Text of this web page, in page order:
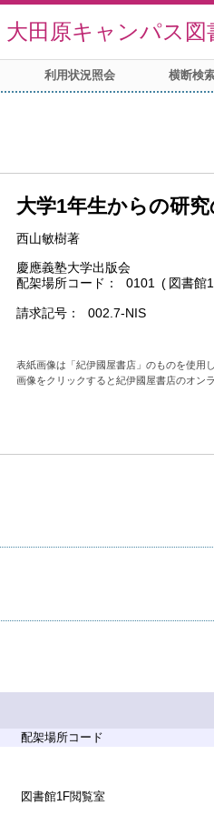
大田原キャンパス図
利用状況照会 横断検
大学1年生からの研
西山敏樹著
慶應義塾大学出版会
配架場所コード
0101 図書館
請求記号 002.7-NIS
表紙画像は「紀伊國屋書店」のものを使用し
画像をクリックすると紀伊國屋書店のオン
配架場所コード
図書館1F閲覧室